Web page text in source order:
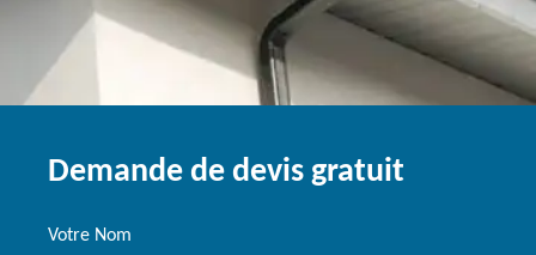
Demande de devis gratuit